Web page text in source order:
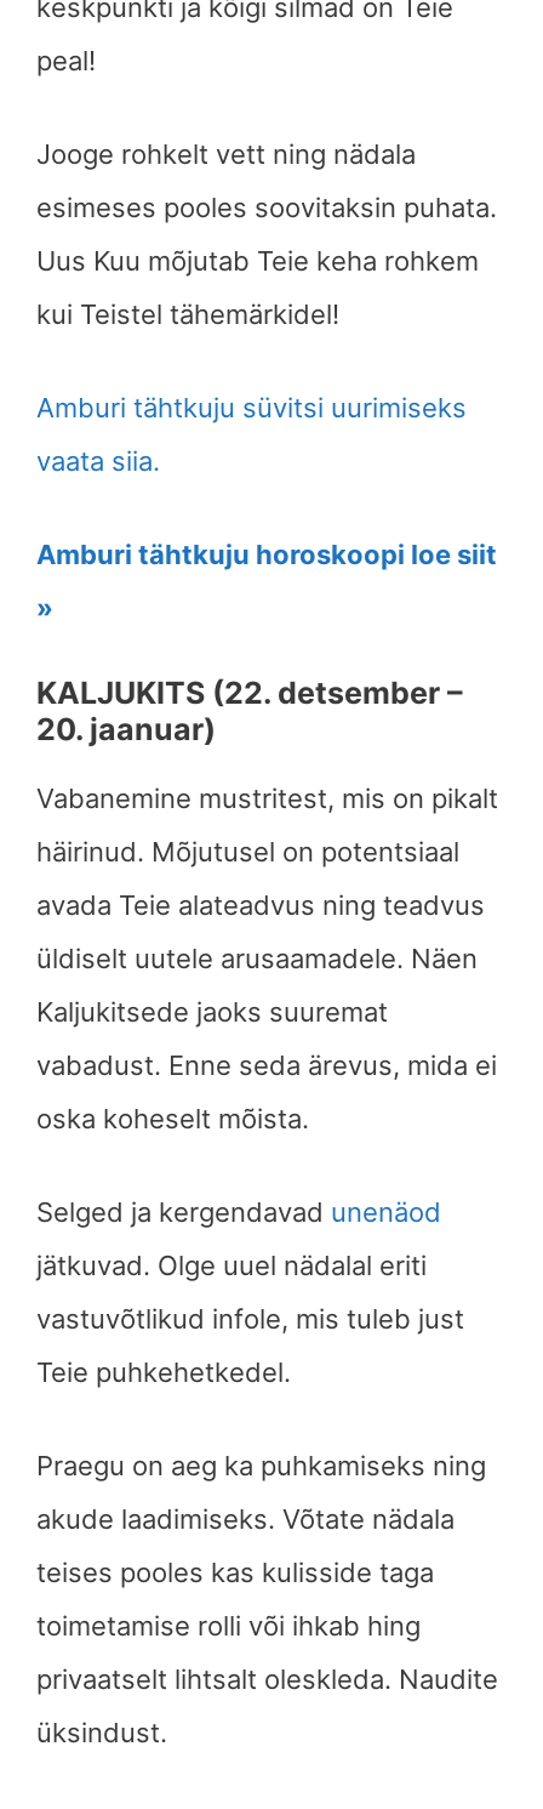
keskpunkti ja kõigi silmad on Teie
peal!
Jooge rohkelt vett ning nädala
esimeses pooles soovitaksin puhata.
Uus Kuu mõjutab Teie keha rohkem
kui Teistel tähemärkidel!
Amburi tähtkuju süvitsi uurimiseks
vaata siia.
Amburi tähtkuju horoskoopi loe siit
»
KALJUKITS (22. detsember –
20. jaanuar)
Vabanemine mustritest, mis on pikalt
häirinud. Mõjutusel on potentsiaal
avada Teie alateadvus ning teadvus
üldiselt uutele arusaamadele. Näen
Kaljukitsede jaoks suuremat
vabadust. Enne seda ärevus, mida ei
oska koheselt mõista.
Selged ja kergendavad unenäod
jätkuvad. Olge uuel nädalal eriti
vastuvõtlikud infole, mis tuleb just
Teie puhkehetkedel.
Praegu on aeg ka puhkamiseks ning
akude laadimiseks. Võtate nädala
teises pooles kas kulisside taga
toimetamise rolli või ihkab hing
privaatselt lihtsalt oleskleda. Naudite
üksindust.